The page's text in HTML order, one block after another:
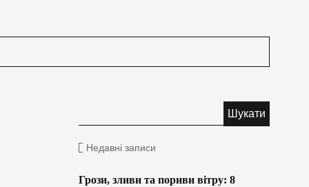
Недавні записи
Грози, зливи та пориви вітру: 8